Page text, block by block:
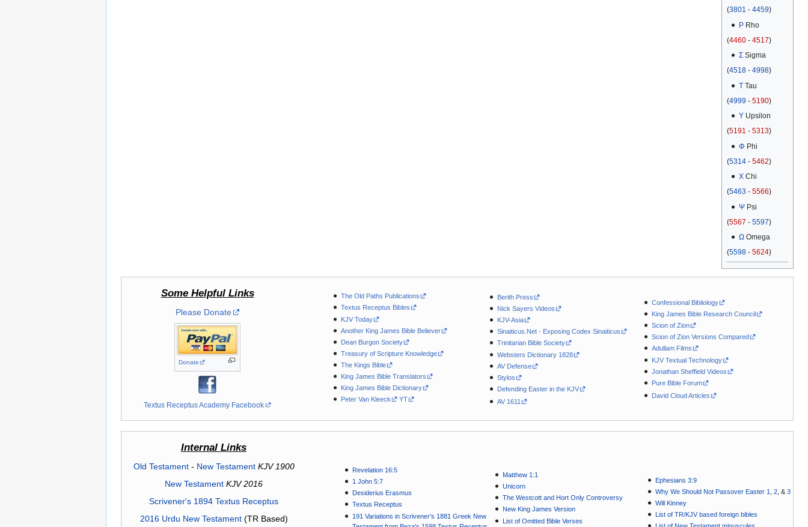
(3801 - 4459)
ΡRho
(4460 - 4517)
ΣSigma
(4518 - 4998)
ΤTau
(4999 - 5190)
ΥUpsilon
(5191 - 5313)
Φ Phi
(5314 - 5462)
ΧChi
(5463 - 5566)
ΨPsi
(5567 - 5597)
ΩOmega
(5598 - 5624)
Some Helpful Links
Please Donate
Donate
Textus Receptus Academy Facebook
The Old Paths Publications
Textus Receptus Bibles
KJV Today
Another King James Bible Believer
Dean Burgon Society
Treasury of Scripture Knowledge
The Kings Bible
King James Bible Translators
King James Bible Dictionary
Peter Van Kleeck
YT
Berith Press
Nick Sayers Videos
KJV-Asia
Sinaiticus.Net - Exposing Codex Sinaiticus
Trinitarian Bible Society
Websters Dictionary 1828
AV Defense
Stylos
Defending Easter in the KJV
AV 1611
Confessional Bibliology
King James Bible Research Council
Scion of Zion
Scion of Zion Versions Compared
Adullam Films
KJV Textual Technology
Jonathan Sheffield Videos
Pure Bible Forum
David Cloud Articles
Internal Links
Old Testament- New Testament KJV 1900
New Testament KJV 2016
Scrivener's 1894 Textus Receptus
2016 Urdu New Testament(TR Based)
Revelation 16:5
1 John 5:7
Desiderius Erasmus
Textus Receptus
191 Variations in Scrivener’s 1881 Greek New
Matthew 1:1
Unicorn
The Westcott and Hort Only Controversy
New King James Version
List of Omitted Bible Verses
Ephesians 3:9
Why We Should Not Passover Easter 1
,2 , &3
Will Kinney
List of TR/KJV based foreign bibles